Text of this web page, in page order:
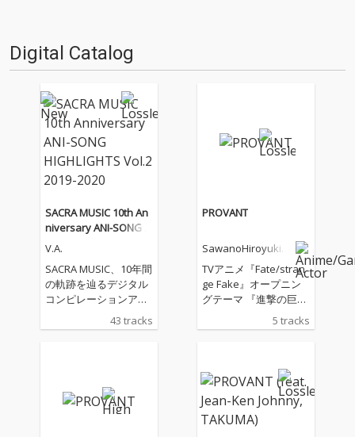
Digital Catalog
SACRA MUSIC 10th An
niversary ANI-SONG H
IGHLIGHTS Vol.2 2019-
V.A.
SACRA MUSIC、10年間
の軌跡を辿るデジタル
コンピレーションアル
弾となる「SACRA MUS
コンピレーションアル
バムのジャケットに
43 tracks
PROVANT
SawanoHiroyuki[n
TVアニメ『Fate/stran
ge Fake』オープニン
グテーマ 『進撃の巨
ど、数々の大ヒットア
のボーカルプロジェク
ト、SawanoHiroyuki
[nZk](サワノヒロユキ
ヌジーク)通算14枚目の
5 tracks